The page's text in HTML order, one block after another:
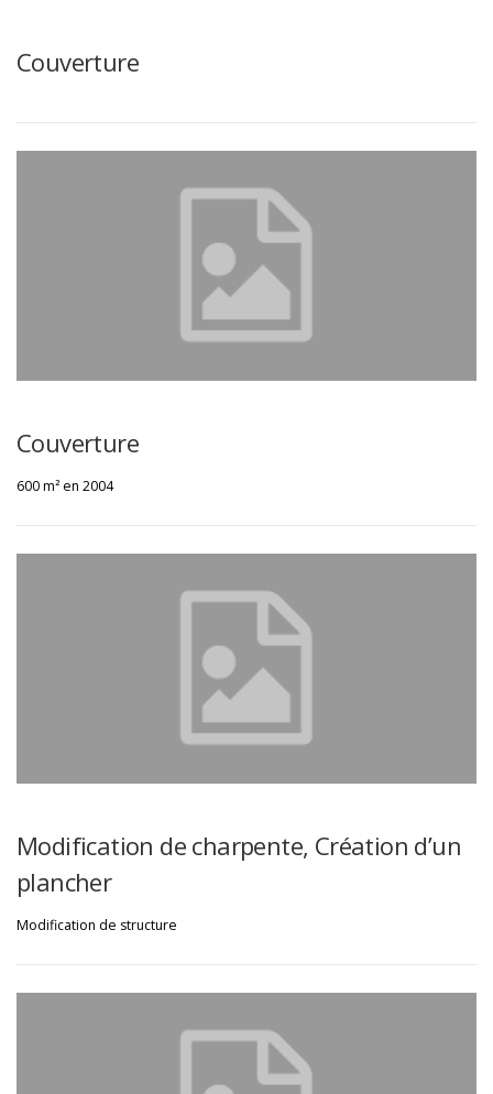
Couverture
Couverture
600 m² en 2004
Modification de charpente, Création d’un
plancher
Modification de structure